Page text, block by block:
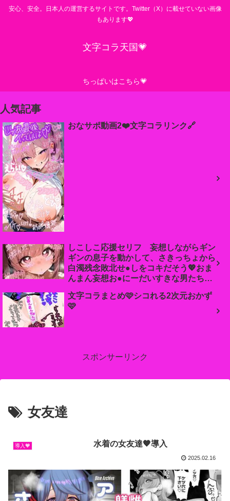
安心、安全。日本人の運営するサイトです。Twitter（X）に載せていない画像
もあります💖
文字コラ天国💗
ちっぱいはこちら💗
人気記事
おなサポ動画2❤️文字コラリンク🔗
しこしこ応援セリフ 妄想しながらギン
ギンの息子を動かして、さきっちょから
白濁残念敗北せ●しをコキだそう💖おま
んまん妄想お●にーだいすきな男たち集
文字コラまとめ🩷シコれる2次元おかず
🩷
スポンサーリンク
女友達
導入🧡 水着の女友達🧡導入
2025.02.16